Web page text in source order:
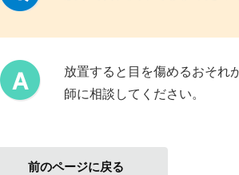
放置すると目を傷めるおそれ
師に相談してください。
前のページに戻る